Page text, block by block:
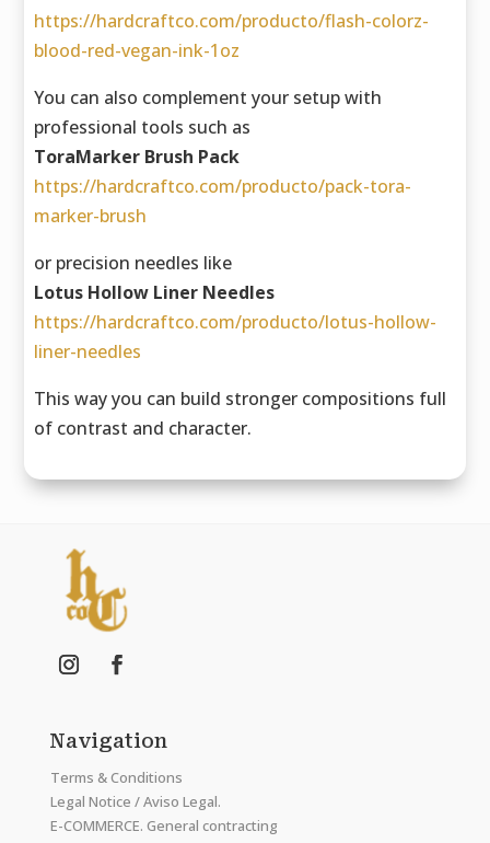
https://hardcraftco.com/producto/flash-colorz-
blood-red-vegan-ink-1oz
You can also complement your setup with
professional tools such as
ToraMarker Brush Pack
https://hardcraftco.com/producto/pack-tora-
marker-brush
or precision needles like
Lotus Hollow Liner Needles
https://hardcraftco.com/producto/lotus-hollow-
liner-needles
This way you can build stronger compositions full
of contrast and character.
Navigation
Terms & Conditions
Legal Notice / Aviso Legal.
E-COMMERCE. General contracting